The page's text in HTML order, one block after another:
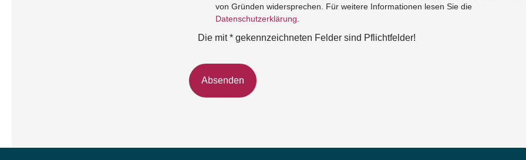
von Gründen widersprechen. Für weitere Informationen lesen Sie die
Datenschutzerklärung.
Die mit * gekennzeichneten Felder sind Pflichtfelder!